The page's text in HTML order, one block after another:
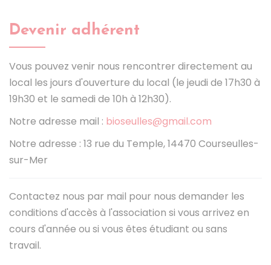
Devenir adhérent
Vous pouvez venir nous rencontrer directement au
local les jours d'ouverture du local (le jeudi de 17h30 à
19h30 et le samedi de 10h à 12h30).
Notre adresse mail : bioseulles@gmail.com
Notre adresse : 13 rue du Temple, 14470 Courseulles-
sur-Mer
Contactez nous par mail pour nous demander les
conditions d'accès à l'association si vous arrivez en
cours d'année ou si vous êtes étudiant ou sans
travail.